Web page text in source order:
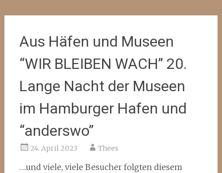
Aus Häfen und Museen
“WIR BLEIBEN WACH” 20.
Lange Nacht der Museen
im Hamburger Hafen und
“anderswo”
24. April 2023 Thees
….und viele, viele Besucher folgten diesem